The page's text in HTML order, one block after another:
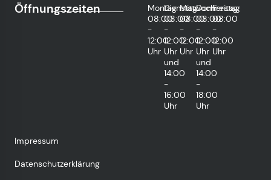
Öffnungszeiten
Montag
08:00
-
12:00
Uhr
Dienstag
08:00
-
12:00
Uhr
und
14:00
-
16:00
Uhr
Mittwoch
08:00
-
12:00
Uhr
Donnerstag
08:00
-
12:00
Uhr
und
14:00
-
18:00
Uhr
Freitag
08:00
-
12:00
Uhr
Impressum
Datenschutzerklärung